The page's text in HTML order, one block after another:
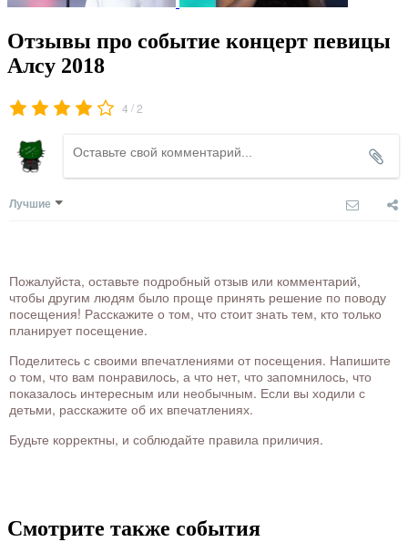
Отзывы про событие концерт певицы
Алсу 2018
4 /2
Лучшие
Пожалуйста, оставьте подробный отзыв или комментарий,
чтобы другим людям было проще принять решение по поводу
посещения! Расскажите о том, что стоит знать тем, кто только
планирует посещение.
Поделитесь с своими впечатлениями от посещения. Напишите
о том, что вам понравилось, а что нет, что запомнилось, что
показалось интересным или необычным. Если вы ходили с
детьми, расскажите об их впечатлениях.
Будьте корректны, и соблюдайте правила приличия.
Смотрите также события